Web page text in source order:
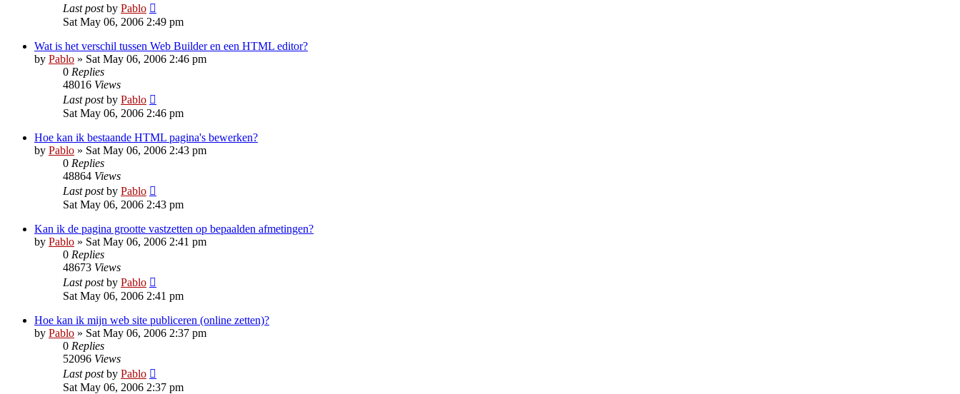
Last postby Pablo
Sat May 06, 2006 2:49 pm
Wat is het verschil tussen Web Builder en een HTML editor?
by Pablo » Sat May 06, 2006 2:46 pm
0 Replies
48016 Views
Last postby Pablo
Sat May 06, 2006 2:46 pm
Hoe kan ik bestaande HTML pagina's bewerken?
by Pablo » Sat May 06, 2006 2:43 pm
0 Replies
48864 Views
Last postby Pablo
Sat May 06, 2006 2:43 pm
Kan ik de pagina grootte vastzetten op bepaalden afmetingen?
by Pablo » Sat May 06, 2006 2:41 pm
0 Replies
48673 Views
Last postby Pablo
Sat May 06, 2006 2:41 pm
Hoe kan ik mijn web site publiceren (online zetten)?
by Pablo » Sat May 06, 2006 2:37 pm
0 Replies
52096 Views
Last postby Pablo
Sat May 06, 2006 2:37 pm